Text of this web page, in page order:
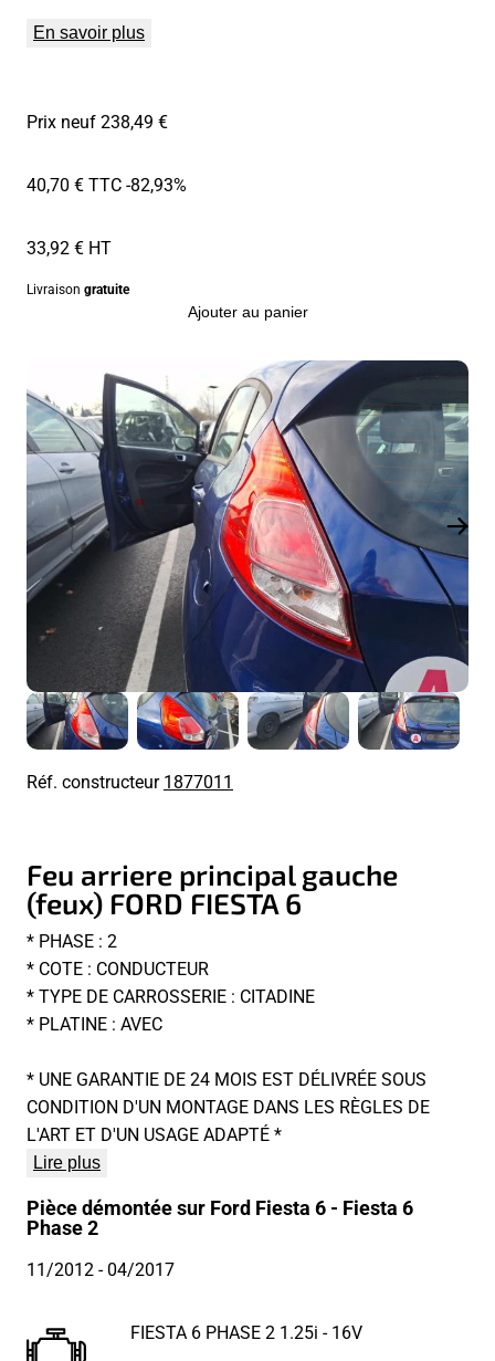
En savoir plus
Prix neuf 238,49 €
40,70 € TTC-82,93%
33,92 € HT
Livraison gratuite
Ajouter au panier
Réf. constructeur1877011
Feu arriere principal gauche
(feux) FORD FIESTA 6
* PHASE : 2
* COTE : CONDUCTEUR
* TYPE DE CARROSSERIE : CITADINE
* PLATINE : AVEC
* UNE GARANTIE DE 24 MOIS EST DÉLIVRÉE SOUS
CONDITION D'UN MONTAGE DANS LES RÈGLES DE
L'ART ET D'UN USAGE ADAPTÉ *
Lire plus
Pièce démontée sur Ford Fiesta 6 - Fiesta 6
Phase 2
11/2012 - 04/2017
FIESTA 6 PHASE 2 1.25i - 16V